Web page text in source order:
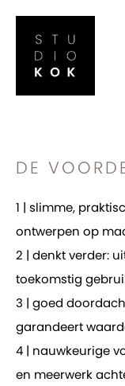
DE
1 | slimme,
ontwerpen op
2 | denkt verder:
toekomstig
3 | goed
garandeert
4 | nauwkeurige
en meerwerk